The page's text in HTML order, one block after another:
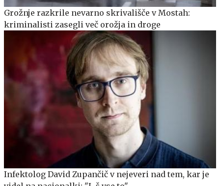
Grožnje razkrile nevarno skrivališče v Mostah:
kriminalisti zasegli več orožja in droge
Infektolog David Zupančič v nejeveri nad tem, kar je